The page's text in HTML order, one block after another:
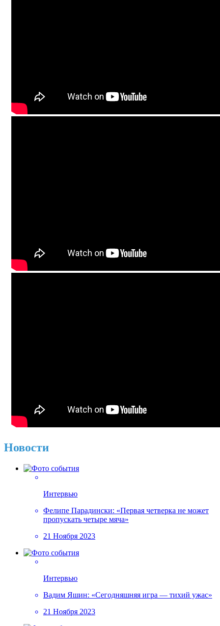
Новости
Интервью
Фелипе Парадински: «Первая четверка не может
пропускать четыре мяча»
21 Ноября 2023
Интервью
Вадим Яшин: «Сегодняшняя игра — тихий ужас»
21 Ноября 2023